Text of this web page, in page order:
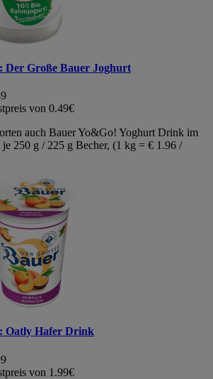
Der Große Bauer Joghurt
von 0.49€
auch Bauer Yo&Go! Yoghurt Drink im
250 g / 225 g Becher, (1 kg = € 1.96 /
Oatly Hafer Drink
von 1.99€